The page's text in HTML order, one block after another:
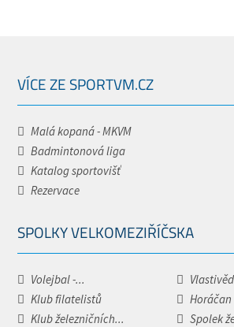
VÍCE ZE SPORTVM.CZ
Malá kopaná - MKVM
Badmintonová liga
Katalog sportovišť
Rezervace
SPOLKY VELKOMEZIŘÍČSKA
Volejbal -...
Klub filatelistů
Horáčan
Klub železničních...
Spolek